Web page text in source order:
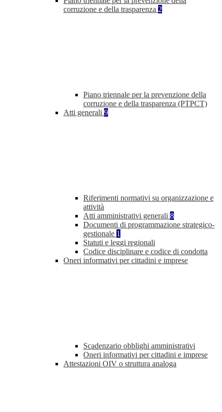
corruzione e della trasparenza 2
Piano triennale per la prevenzione della
corruzione e della trasparenza (PTPCT)
Atti generali 9
Riferimenti normativi su organizzazione e
attività
Atti amministrativi generali 8
Documenti di programmazione strategico-
gestionale 1
Statuti e leggi regionali
Codice disciplinare e codice di condotta
Oneri informativi per cittadini e imprese
Scadenzario obblighi amministrativi
Oneri informativi per cittadini e imprese
Attestazioni OIV o struttura analoga